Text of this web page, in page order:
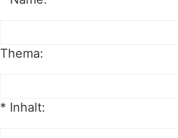
Thema:
* Inhalt: